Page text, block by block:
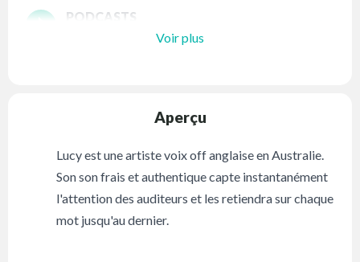
PODCASTS
Voir plus
Aperçu
Lucy est une artiste voix off anglaise en Australie.
Son son frais et authentique capte instantanément
l'attention des auditeurs et les retiendra sur chaque
mot jusqu'au dernier.